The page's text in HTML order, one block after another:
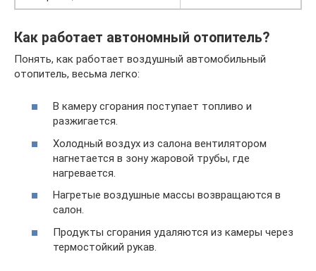
Как работает автономный отопитель?
Понять, как работает воздушный автомобильный
отопитель, весьма легко:
В камеру сгорания поступает топливо и
разжигается.
Холодный воздух из салона вентилятором
нагнетается в зону жаровой трубы, где
нагревается.
Нагретые воздушные массы возвращаются в
салон.
Продукты сгорания удаляются из камеры через
термостойкий рукав.